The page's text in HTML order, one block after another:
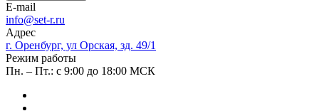
E-mail
info@set-r.ru
Адрес
г. Оренбург, ул Орская, зд. 49/1
Режим работы
Пн. – Пт.: с 9:00 до 18:00 МСК